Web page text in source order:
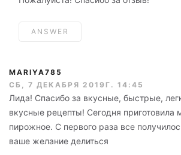
ANSWER
MARIYA785
СБ, 7 ДЕКАБРЯ 2019Г. 14:45
Лида! Спасибо за вкусные, быстрые,
вкусные рецепты! Сегодня приготовила
пирожное. С первого раза все
ваше желание делиться